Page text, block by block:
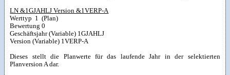
LN &1GJAHLJ Version &1VERP-A
Werttyp 1 (Plan)
Bewertung 0
Geschäftsjahr (Variable) 1GJAHLJ
Version (Variable) 1VERP-A
Dieses stellt die Planwerte für das laufende Jahr in der selektierten
Planversion A dar.